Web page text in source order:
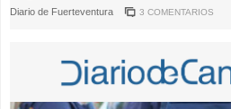
Diario de Fuerteventura 3 COMENTARIOS